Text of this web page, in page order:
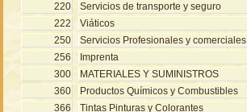
220
Servicios de transporte y seguro
222
Viáticos
250
Servicios Profesionales y comerciales
256
Imprenta
300
MATERIALES Y SUMINISTROS
360
Productos Químicos y Combustibles
366
Tintas Pinturas y Colorantes